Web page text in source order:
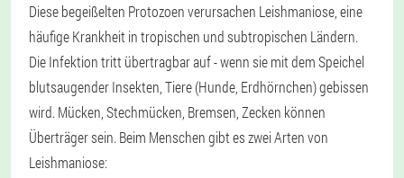
Diese begeißelten Protozoen verursachen Leishmaniose, eine
häufige Krankheit in tropischen und subtropischen Ländern.
Die Infektion tritt übertragbar auf - wenn sie mit dem Speichel
blutsaugender Insekten, Tiere (Hunde, Erdhörnchen) gebissen
wird. Mücken, Stechmücken, Bremsen, Zecken können
Überträger sein. Beim Menschen gibt es zwei Arten von
Leishmaniose: